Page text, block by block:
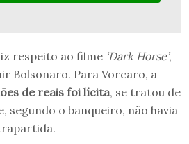
respeito ao filme ‘Dark Horse’,
Bolsonaro. Para Vorcaro, a
de reais foi lícita, se tratou de
segundo o banqueiro, não havia